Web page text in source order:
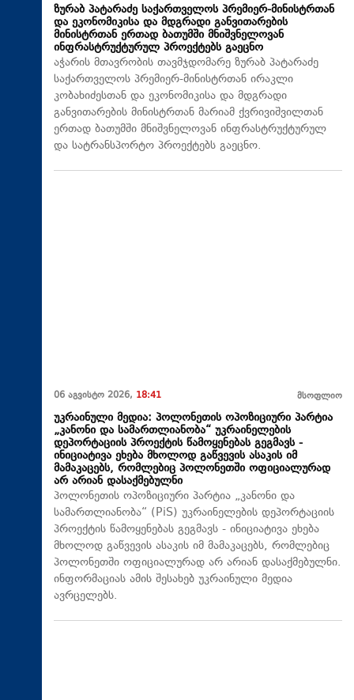
ზურაბ პატარაძე საქართველოს პრემიერ-მინისტრთან
და ეკონომიკისა და მდგრადი განვითარების
მინისტრთან ერთად ბათუმში მნიშვნელოვან
ინფრასტრუქტურულ პროექტებს გაეცნო
აჭარის მთავრობის თავმჯდომარე ზურაბ პატარაძე
საქართველოს პრემიერ-მინისტრთან ირაკლი
კობახიძესთან და ეკონომიკისა და მდგრადი
განვითარების მინისტრთან მარიამ ქვრივიშვილთან
ერთად ბათუმში მნიშვნელოვან ინფრასტრუქტურულ
და სატრანსპორტო პროექტებს გაეცნო.
06 აგვისტო 2026, 18:41 მსოფლიო
უკრაინული მედია: პოლონეთის ოპოზიციური პარტია
„კანონი და სამართლიანობა“ უკრაინელების
დეპორტაციის პროექტის წამოყენებას გეგმავს -
ინიციატივა ეხება მხოლოდ გაწვევის ასაკის იმ
მამაკაცებს, რომლებიც პოლონეთში ოფიციალურად
არ არიან დასაქმებულნი
პოლონეთის ოპოზიციური პარტია „კანონი და
სამართლიანობა“ (PiS) უკრაინელების დეპორტაციის
პროექტის წამოყენებას გეგმავს - ინიციატივა ეხება
მხოლოდ გაწვევის ასაკის იმ მამაკაცებს, რომლებიც
პოლონეთში ოფიციალურად არ არიან დასაქმებულნი.
ინფორმაციას ამის შესახებ უკრაინული მედია
ავრცელებს.